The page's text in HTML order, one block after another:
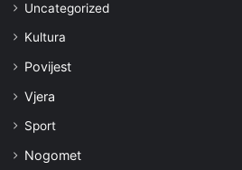
Uncategorized
Kultura
Povijest
Vjera
Sport
Nogomet